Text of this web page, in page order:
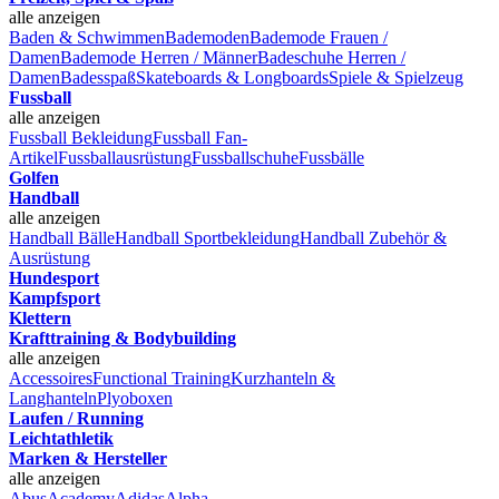
alle anzeigen
Baden & SchwimmenBademodenBademode Frauen /
DamenBademode Herren / MännerBadeschuhe Herren /
DamenBadesspaßSkateboards & LongboardsSpiele & Spielzeug
Fussball
alle anzeigen
Fussball BekleidungFussball Fan-
ArtikelFussballausrüstungFussballschuheFussbälle
Golfen
Handball
alle anzeigen
Handball BälleHandball SportbekleidungHandball Zubehör &
Ausrüstung
Hundesport
Kampfsport
Klettern
Krafttraining & Bodybuilding
alle anzeigen
AccessoiresFunctional TrainingKurzhanteln &
LanghantelnPlyoboxen
Laufen / Running
Leichtathletik
Marken & Hersteller
alle anzeigen